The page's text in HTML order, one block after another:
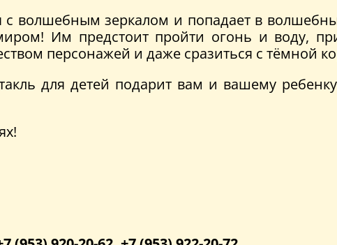
с волшебным зеркалом и попадает в
Им предстоит пройти огонь и воду,
персонажей и даже сразиться с тёмной
для детей подарит вам и вашему